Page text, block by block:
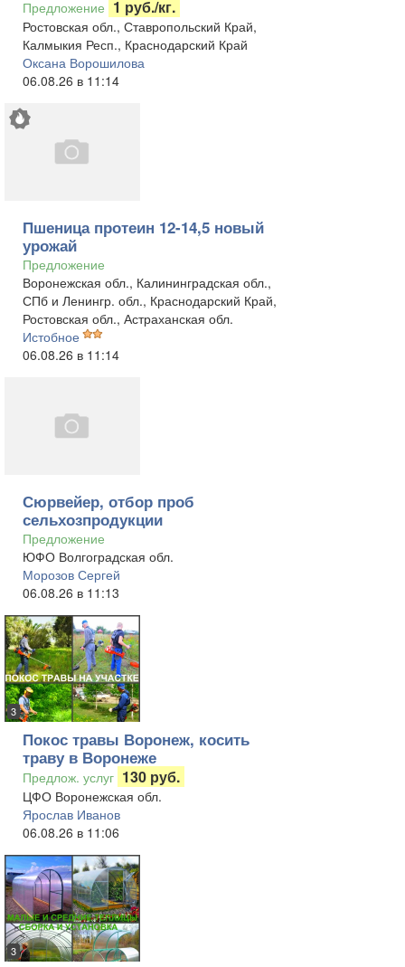
Предложение 1 руб./кг.
Ростовская обл., Ставропольский Край,
Калмыкия Респ., Краснодарский Край
Оксана Ворошилова
06.08.26 в 11:14
Пшеница протеин 12-14,5 новый
урожай
Предложение
Воронежская обл., Калининградская обл.,
СПб и Ленингр. обл., Краснодарский Край,
Ростовская обл., Астраханская обл.
Истобное
06.08.26 в 11:14
Сюрвейер, отбор проб
сельхозпродукции
Предложение
ЮФО Волгоградская обл.
Морозов Сергей
06.08.26 в 11:13
3
Покос травы Воронеж, косить
траву в Воронеже
Предлож. услуг 130 руб.
ЦФО Воронежская обл.
Ярослав Иванов
06.08.26 в 11:06
3